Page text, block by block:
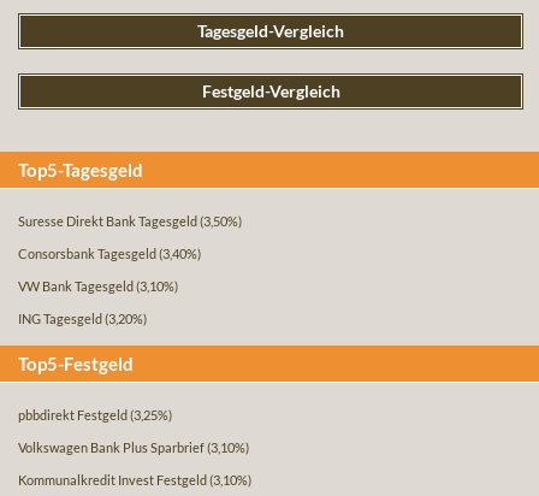
Tagesgeld-Vergleich
Festgeld-Vergleich
Top5-Tagesgeld
Suresse Direkt Bank Tagesgeld (3,50%)
Consorsbank Tagesgeld (3,40%)
VW Bank Tagesgeld (3,10%)
ING Tagesgeld (3,20%)
Top5-Festgeld
pbbdirekt Festgeld (3,25%)
Volkswagen Bank Plus Sparbrief(3,10%)
Kommunalkredit Invest Festgeld (3,10%)